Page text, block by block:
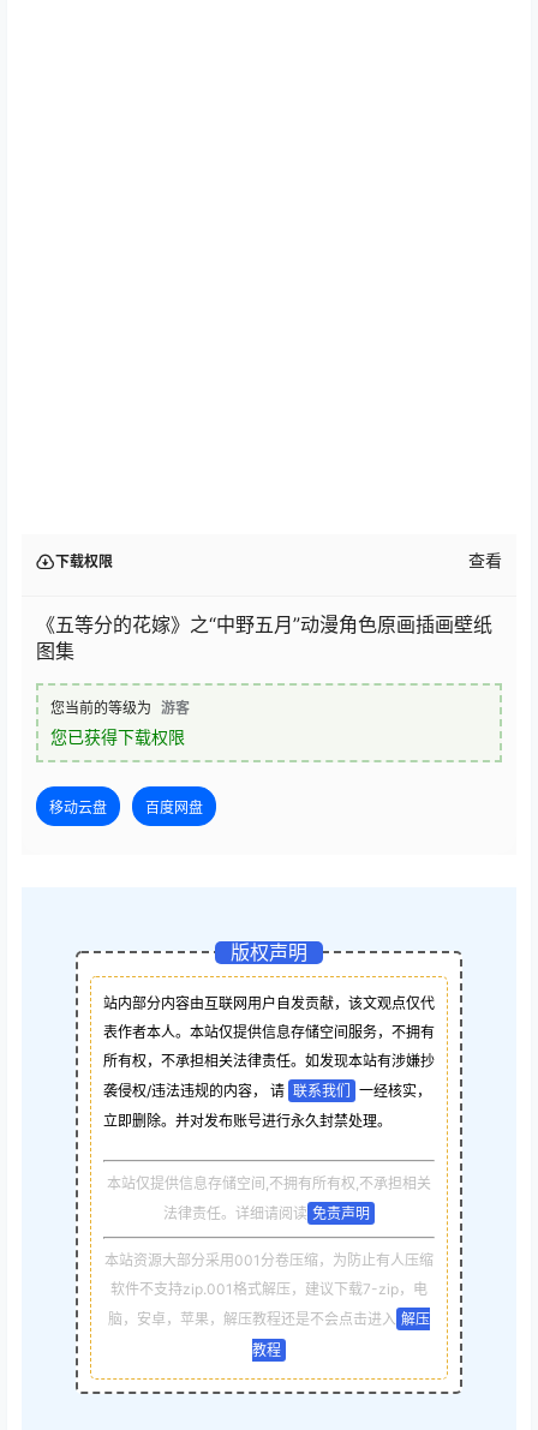
下载权限 查看
《五等分的花嫁》之“中野五月”动漫角色原画插画壁纸
图集
您当前的等级为 游客
您已获得下载权限
移动云盘 百度网盘
版权声明
站内部分内容由互联网用户自发贡献，该文观点仅代
表作者本人。本站仅提供信息存储空间服务，不拥有
所有权，不承担相关法律责任。如发现本站有涉嫌抄
袭侵权/违法违规的内容， 请 联系我们 一经核实，
立即删除。并对发布账号进行永久封禁处理。
本站仅提供信息存储空间,不拥有所有权,不承担相关
法律责任。详细请阅读 免责声明
本站资源大部分采用001分卷压缩，为防止有人压缩
软件不支持zip.001格式解压，建议下载7-zip，电
脑，安卓，苹果，解压教程还是不会点击进入 解压
教程